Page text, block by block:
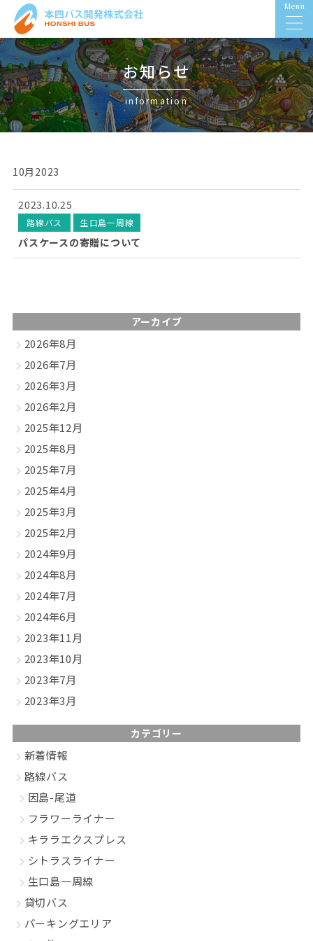
Menu
お知らせ
information
10月2023
2023.10.25
路線バス 生口島一周線
パスケースの寄贈について
アーカイブ
2026年8月
2026年7月
2026年3月
2026年2月
2025年12月
2025年8月
2025年7月
2025年4月
2025年3月
2025年2月
2024年9月
2024年8月
2024年7月
2024年6月
2023年11月
2023年10月
2023年7月
2023年3月
カテゴリー
新着情報
路線バス
因島-尾道
フラワーライナー
キララエクスプレス
シトラスライナー
生口島一周線
貸切バス
パーキングエリア